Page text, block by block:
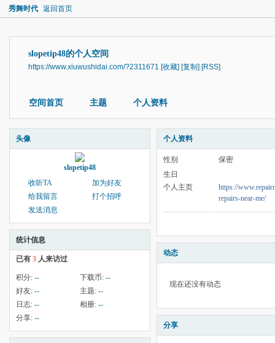
秀舞时代 返回首页
slopetip48的个人空间
https://www.xiuwushidai.com/?2311671 [收藏] [复制] [RSS]
空间首页 主题 个人资料
头像
slopetip48
收听TA
加为好友
给我留言
打个招呼
发送消息
统计信息
已有 3 人来访过
积分: -- 下载币: --
好友: -- 主题: --
日志: -- 相册: --
分享: --
个人资料
性别
保密
生日
个人主页
https://
repairs-near-me/
动态
现在还没有动态
分享